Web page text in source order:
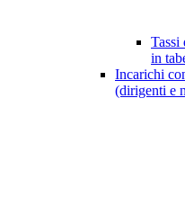
Tassi
in
Incarichi
(dirigenti e